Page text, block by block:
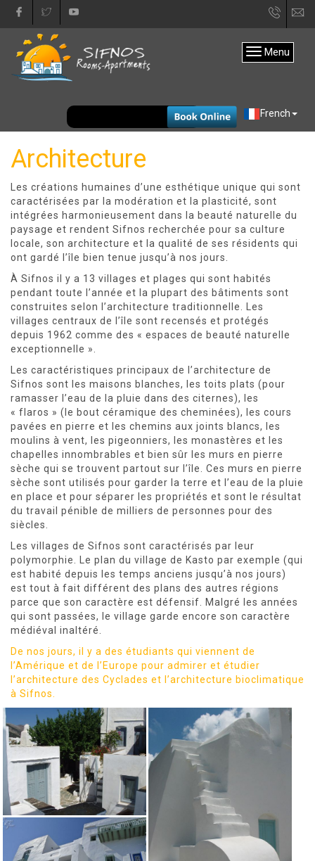
+30
31333
Menu
French
EUR
Architecture
Les créations humaines d’une esthétique unique qui sont
caractérisées par la modération et la plasticité, sont
intégrées harmonieusement dans la beauté naturelle du
paysage et rendent Sifnos recherchée pour sa culture
locale, son architecture et la qualité de ses résidents qui
ont gardé l’île bien tenue jusqu’à nos jours.
À Sifnos il y a 13 villages et plages qui sont habités
pendant toute l’année et la plupart des bâtiments sont
construites selon l’architecture traditionnelle. Les
villages centraux de l’île sont recensés et protégés
depuis 1962 comme des « espaces de beauté naturelle
exceptionnelle ».
Les caractéristiques principaux de l’architecture de
Sifnos sont les maisons blanches, les toits plats (pour
ramasser l’eau de la pluie dans des citernes), les
« flaros » (le bout céramique des cheminées), les cours
pavées en pierre et les chemins aux joints blancs, les
moulins à vent, les pigeonniers, les monastères et les
chapelles innombrables et bien sûr les murs en pierre
sèche qui se trouvent partout sur l’île. Ces murs en pierre
sèche sont utilisés pour garder la terre et l’eau de la pluie
en place et pour séparer les propriétés et sont le résultat
du travail pénible de milliers de personnes pour des
siècles.
Les villages de Sifnos sont caractérisés par leur
polymorphie. Le plan du village de Kasto par exemple (qui
est habité depuis les temps anciens jusqu’à nos jours)
est tout à fait différent des plans des autres régions
parce que son caractère est défensif. Malgré les années
qui sont passées, le village garde encore son caractère
médiéval inaltéré.
De nos jours, il y a des étudiants qui viennent de
l’Amérique et de l’Europe pour admirer et étudier
l’architecture des Cyclades et l’architecture bioclimatique
à Sifnos.